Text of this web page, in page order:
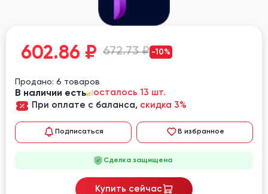
602.86 ₽ 672.73 ₽ -10%
Продано: 6 товаров
В наличии есть
осталось 13 шт.
При оплате с баланса, скидка 3%
Подписаться В избранное
Сделка защищена
Купить сейчас